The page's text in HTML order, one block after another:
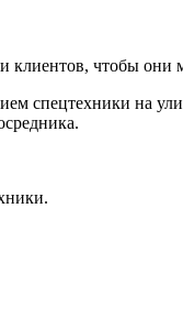
чтобы они
спецтехники на